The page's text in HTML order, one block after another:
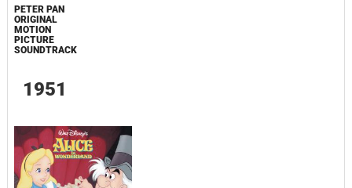
PETER PAN
ORIGINAL
MOTION
PICTURE
SOUNDTRACK
1951